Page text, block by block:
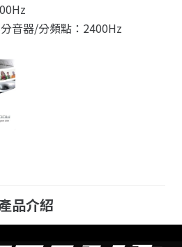
音器/分頻點：2400Hz
品介紹